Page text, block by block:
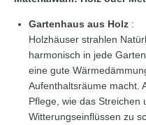
Gartenhaus aus Holz :
Holzhäuser strahlen
harmonisch in jede
eine gute
Aufenthaltsräume macht.
Pflege, wie das
Witterungseinflüssen zu